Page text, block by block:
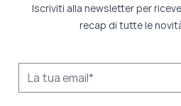
Iscriviti alla newsletter per
recap di tutte le